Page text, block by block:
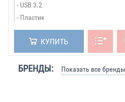
USB 3.2
Пластик
КУПИТЬ
БРЕНДЫ: Показать все бренды